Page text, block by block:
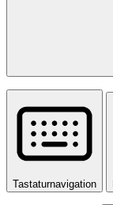
Tastaturnavigation